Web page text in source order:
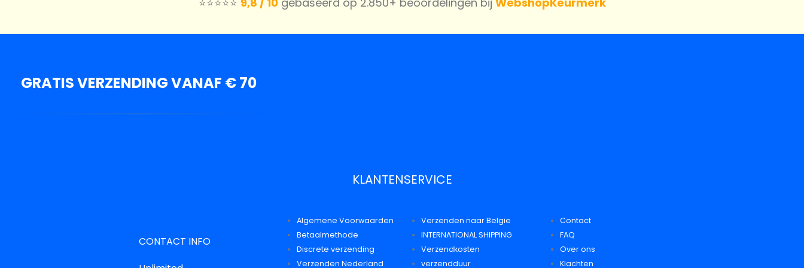
GRATIS VERZENDING VANAF € 70
KLANTENSERVICE
CONTACT INFO
Algemene Voorwaarden
Betaalmethode
Discrete verzending
Verzenden Nederland
Verzenden naar Belgie
INTERNATIONAL SHIPPING
Verzendkosten
verzendduur
Contact
FAQ
Over ons
Klachten